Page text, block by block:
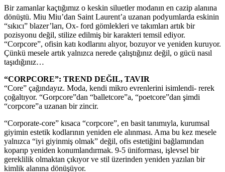
Bir zamanlar kaçtığımız o keskin siluetler modanın en cazip alanına
dönüştü. Miu Miu’dan Saint Laurent’a uzanan podyumlarda eskinin
“sıkıcı” blazer’ları, Ox- ford gömlekleri ve takımları artık bir
pozisyonu değil, stilize edilmiş bir karakteri temsil ediyor.
“Corpcore”, ofisin katı kodlarını alıyor, bozuyor ve yeniden kuruyor.
Çünkü mesele artık yalnızca nerede çalıştığınız değil, o gücü nasıl
taşıdığınız…
“CORPCORE”: TREND DEĞIL, TAVIR
“Core” çağındayız. Moda, kendi mikro evrenlerini isimlendi- rerek
çoğaltıyor. “Gorpcore”dan “balletcore”a, “poetcore”dan şimdi
“corpcore”a uzanan bir zincir.
“Corporate-core” kısaca “corpcore”, en basit tanımıyla, kurumsal
giyimin estetik kodlarının yeniden ele alınması. Ama bu kez mesele
yalnızca “iyi giyinmiş olmak” değil, ofis estetiğini bağlamından
koparıp yeniden konumlandırmak. 9-5 üniforması, işlevsel bir
gereklilik olmaktan çıkıyor ve stil üzerinden yeniden yazılan bir
kimlik alanına dönüşüyor.